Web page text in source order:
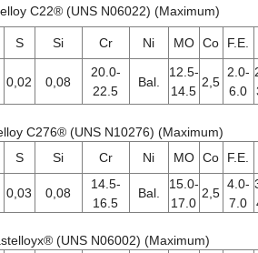
C22® (UNS N06022) (Maximum)
S Si Cr Ni MO Co F.E.
0,02 0,08
20.0-
22.5
Bal.
12.5-
14.5
2,5
2.0-
6.0
C276® (UNS N10276) (Maximum)
S Si Cr Ni MO Co F.E.
0,03 0,08
14.5-
16.5
Bal.
15.0-
17.0
2,5
4.0-
7.0
(UNS N06002) (Maximum)